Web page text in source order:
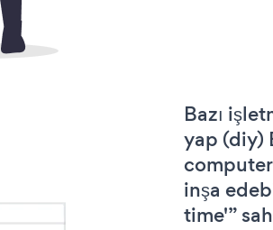
Bazı
yap (diy)
inşa
time'”